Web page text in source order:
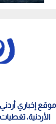
موقع إخباري أردني
الأردنية،